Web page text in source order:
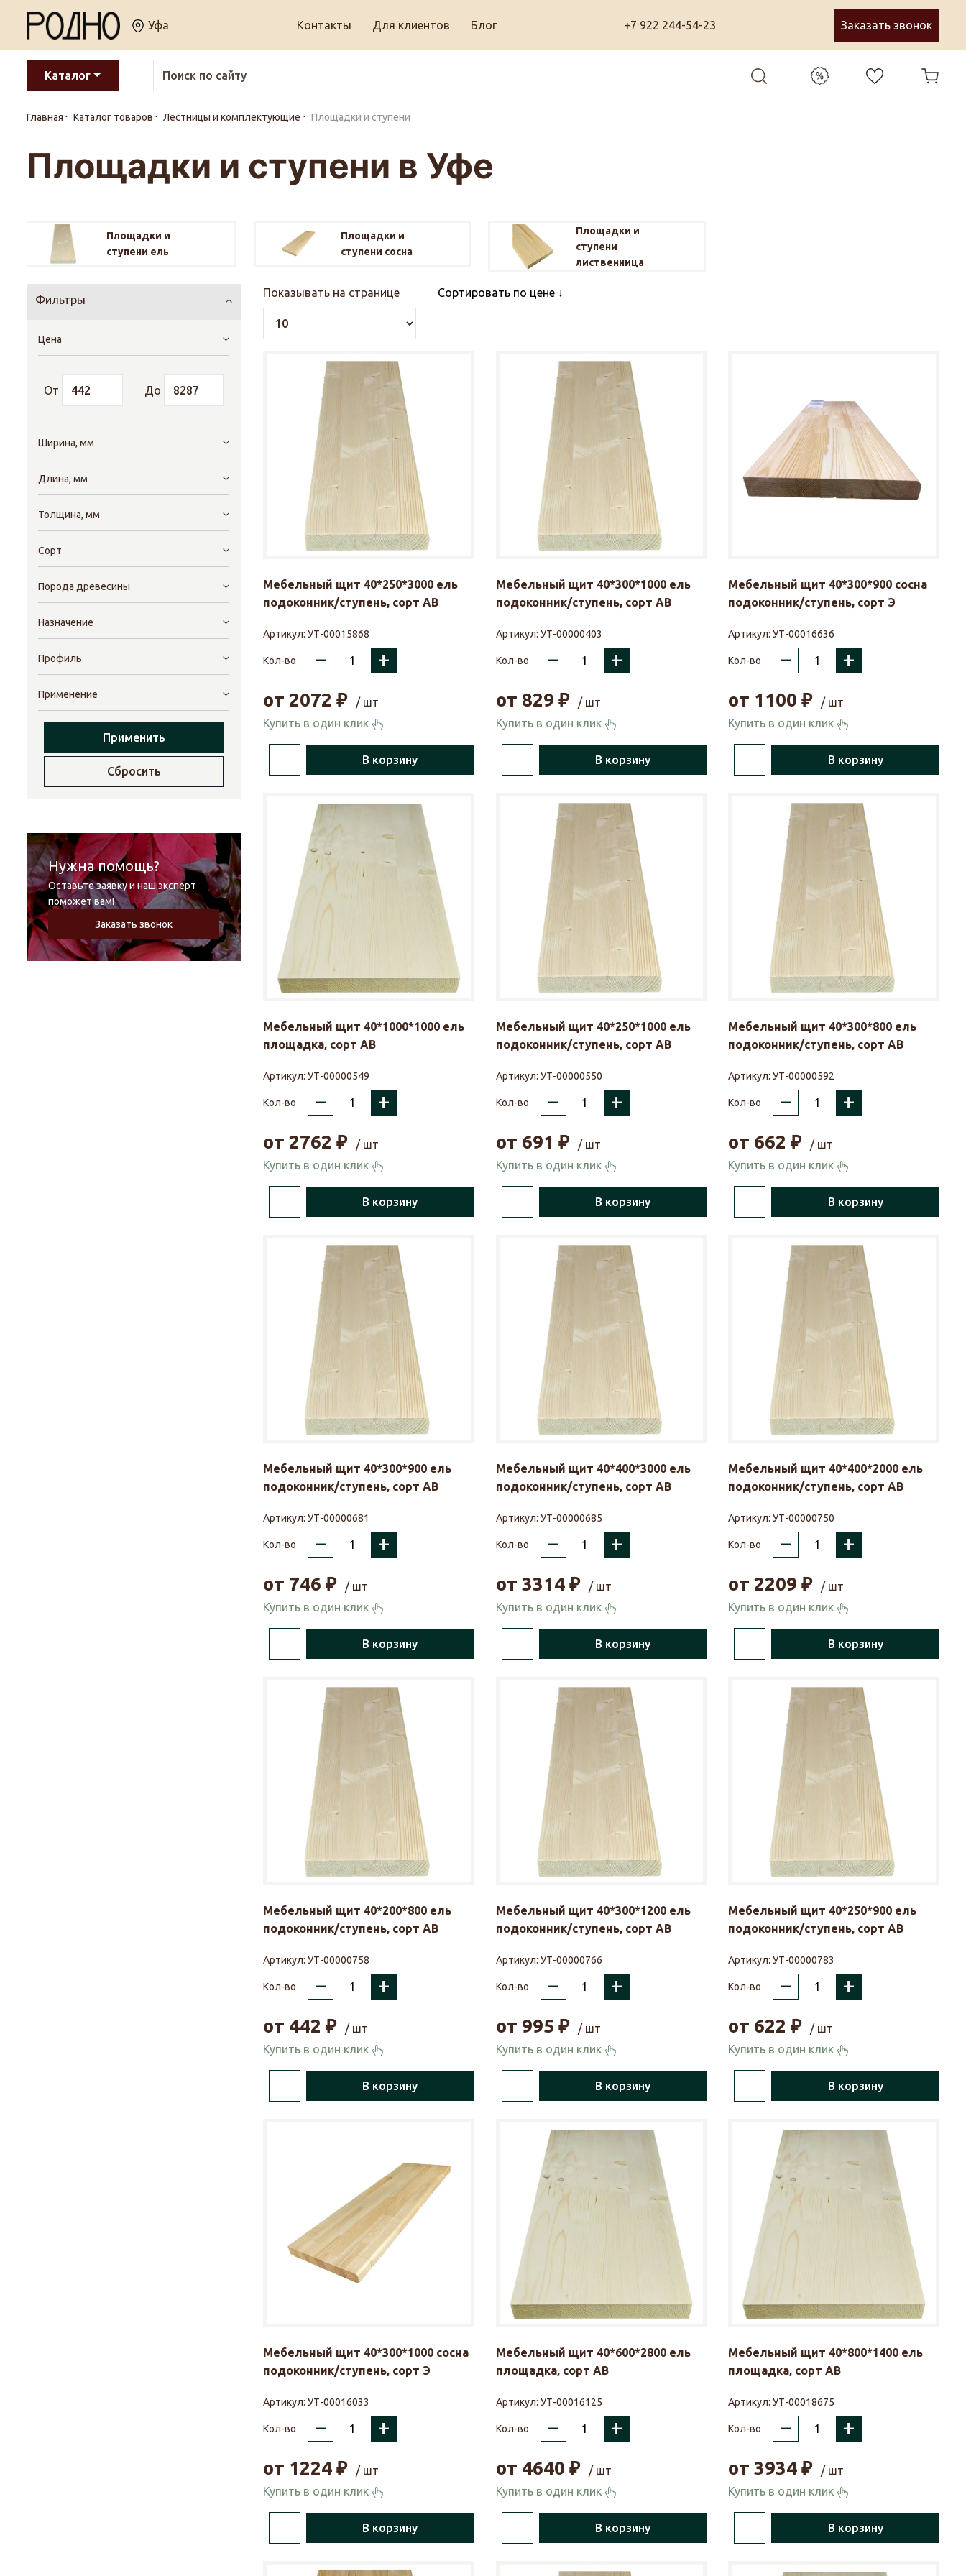
Уфа Контакты Для клиентов Блог +7 922 244-54-23 Заказать звонок
Каталог
Главная Каталог товаров Лестницы и комплектующие Площадки и ступени
Площадки и ступени в Уфе
Площадки и
ступени ель
Площадки и
ступени сосна
Площадки и
ступени
лиственница
Фильтры
Цена
От До
Ширина, мм
Длина, мм
Толщина, мм
Сорт
Порода древесины
Назначение
Профиль
Применение
Применить
Сбросить
Нужна помощь?
Оставьте заявку и наш эксперт
поможет вам!
Заказать звонок
Показывать на странице Сортировать по цене
Мебельный щит 40*250*3000 ель
подоконник/ступень, сорт АВ
Артикул: УТ-00015868
Кол-во – +
от 2072 ₽
/ шт
Купить в один клик
В корзину
Мебельный щит 40*300*1000 ель
подоконник/ступень, сорт АВ
Артикул: УТ-00000403
Кол-во – +
от 829 ₽
/ шт
Купить в один клик
В корзину
Мебельный щит 40*300*900 сосна
подоконник/ступень, сорт Э
Артикул:УТ-00016636
Кол-во – +
от 1100 ₽
/ шт
Купить в один клик
В корзину
Мебельный щит 40*1000*1000 ель
площадка, сорт АВ
Артикул: УТ-00000549
Кол-во – +
от 2762 ₽
/ шт
Купить в один клик
В корзину
Мебельный щит 40*250*1000 ель
подоконник/ступень, сорт АВ
Артикул: УТ-00000550
Кол-во – +
от 691 ₽
/ шт
Купить в один клик
В корзину
Мебельный щит 40*300*800 ель
подоконник/ступень, сорт АВ
Артикул:УТ-00000592
Кол-во – +
от 662 ₽
/ шт
Купить в один клик
В корзину
Мебельный щит 40*300*900 ель
подоконник/ступень, сорт АВ
Артикул: УТ-00000681
Кол-во – +
от 746 ₽
/ шт
Купить в один клик
В корзину
Мебельный щит 40*400*3000 ель
подоконник/ступень, сорт АВ
Артикул: УТ-00000685
Кол-во – +
от 3314₽
/ шт
Купить в один клик
В корзину
Мебельный щит 40*400*2000 ель
подоконник/ступень, сорт АВ
Артикул:УТ-00000750
Кол-во – +
от2209 ₽
/ шт
Купить в один клик
В корзину
Мебельный щит 40*200*800 ель
подоконник/ступень, сорт АВ
Артикул: УТ-00000758
Кол-во – +
от 442 ₽
/ шт
Купить в один клик
В корзину
Мебельный щит 40*300*1200 ель
подоконник/ступень, сорт АВ
Артикул: УТ-00000766
Кол-во – +
от 995 ₽
/ шт
Купить в один клик
В корзину
Мебельный щит 40*250*900 ель
подоконник/ступень, сорт АВ
Артикул:УТ-00000783
Кол-во – +
от 622 ₽
/ шт
Купить в один клик
В корзину
Мебельный щит 40*300*1000 сосна
подоконник/ступень, сорт Э
Артикул: УТ-00016033
Кол-во – +
от 1224 ₽
/ шт
Купить в один клик
В корзину
Мебельный щит 40*600*2800 ель
площадка, сорт АВ
Артикул: УТ-00016125
Кол-во – +
от 4640 ₽
/ шт
Купить в один клик
В корзину
Мебельный щит 40*800*1400 ель
площадка, сорт АВ
Артикул:УТ-00018675
Кол-во – +
от3934 ₽
/ шт
Купить в один клик
В корзину